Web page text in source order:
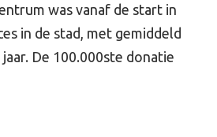
was vanaf de start in
in de stad, met gemiddeld
De 100.000ste donatie